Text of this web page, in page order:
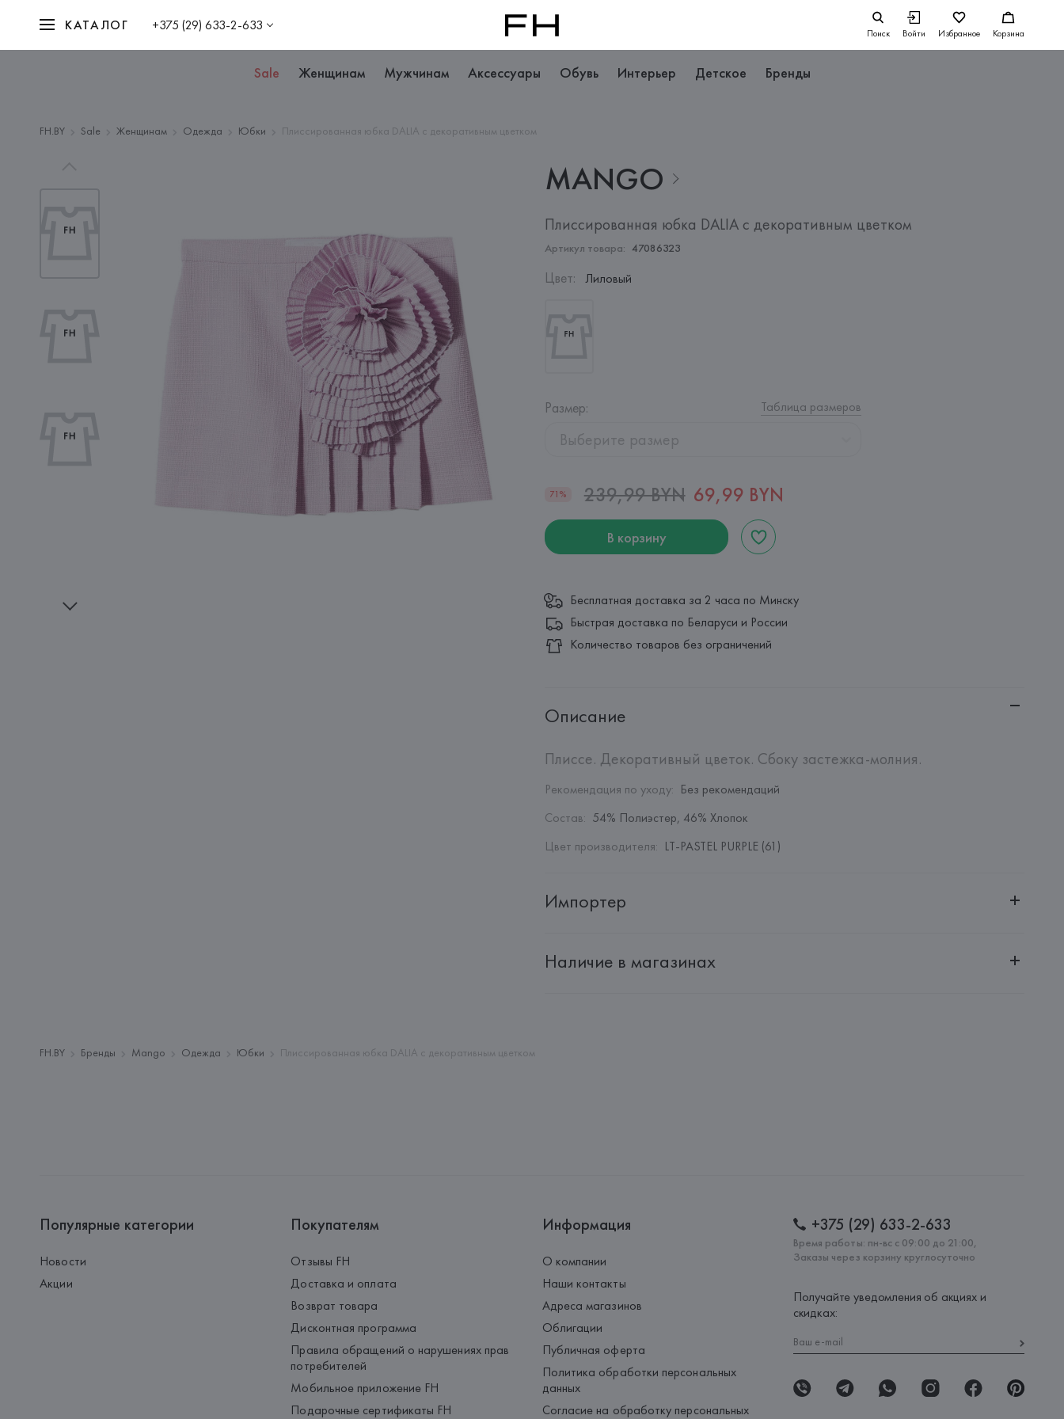
КАТАЛОГ +375 (29) 633-2-633 Поиск Войти Избранное Корзина
Sale Женщинам Мужчинам Аксессуары Обувь Интерьер Детское Бренды
FH.BY Sale Женщинам Одежда Юбки Плиссированная юбка DALIA с декоративным цветком
MANGO
Плиссированная юбка DALIA с декоративным цветком
Артикул товара: 47086323
Цвет: Лиловый
Размер: Таблица размеров
Выберите размер
71% 239,99 BYN 69,99 BYN
В корзину
Бесплатная доставка за 2 часа по Минску
Быстрая доставка по Беларуси и России
Количество товаров без ограничений
Описание
Плиссе. Декоративный цветок. Сбоку застежка-молния.
Рекомендация по уходу: Без рекомендаций
Состав: 54% Полиэстер, 46% Хлопок
Цвет производителя: LT-PASTEL PURPLE (61)
Импортер
Адрес: Республика Беларусь, 220030, г. Минск, ул. Немига, 5, пом. 39, ком. 1
Наличие в магазинах
FH.BY Бренды Mango Одежда Юбки Плиссированная юбка DALIA с декоративным цветком
Популярные категории
Новости
Акции
Покупателям
Отзывы FH
Доставка и оплата
Возврат товара
Дисконтная программа
Правила обращений о нарушениях прав
потребителей
Мобильное приложение FH
Подарочные сертификаты FH
Информация
О компании
Наши контакты
Адреса магазинов
Облигации
Публичная оферта
Политика обработки персональных
данных
Согласие на обработку персональных
+375 (29) 633-2-633
Время работы: пн-вс с 09:00 до 21:00,
Заказы через корзину круглосуточно
Получайте уведомления об акциях и
скидках: